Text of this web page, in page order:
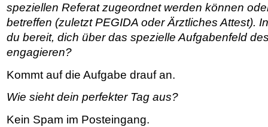
speziellen Referat zugeordnet werden können
betreffen (zuletzt PEGIDA oder Ärztliches Attest).
du bereit, dich über das spezielle Aufgabenfeld
engagieren?
Kommt auf die Aufgabe drauf an.
Wie sieht dein perfekter Tag aus?
Kein Spam im Posteingang.